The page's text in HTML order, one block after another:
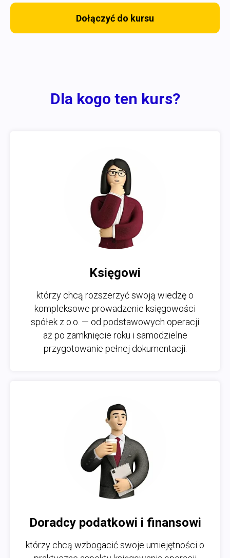
Dołączyć do kursu
Dla kogo ten kurs?
Księgowi
którzy chcą rozszerzyć swoją wiedzę o
kompleksowe prowadzenie księgowości
spółek z o.o. — od podstawowych operacji
aż po zamknięcie roku i samodzielne
przygotowanie pełnej dokumentacji.
Doradcy podatkowi i finansowi
którzy chcą wzbogacić swoje umiejętności o